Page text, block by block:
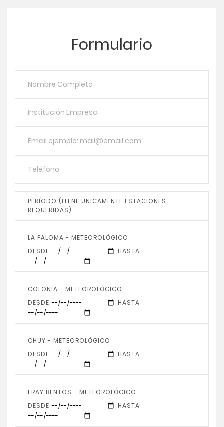
Formulario
PERÍODO (LLENE ÚNICAMENTE ESTACIONES
REQUERIDAS)
LA PALOMA - METEOROLÓGICO
DESDE
HASTA
COLONIA - METEOROLÓGICO
DESDE
HASTA
CHUY - METEOROLÓGICO
DESDE
HASTA
FRAY BENTOS - METEOROLÓGICO
DESDE
HASTA